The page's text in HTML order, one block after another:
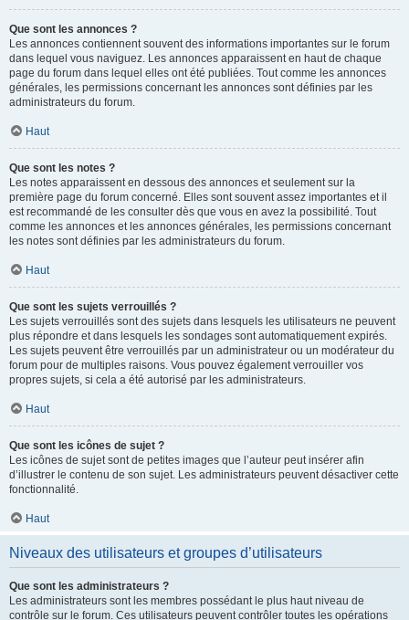
Que sont les annonces ?
Les annonces contiennent souvent des informations importantes sur le forum
dans lequel vous naviguez. Les annonces apparaissent en haut de chaque
page du forum dans lequel elles ont été publiées. Tout comme les annonces
générales, les permissions concernant les annonces sont définies par les
administrateurs du forum.
Haut
Que sont les notes ?
Les notes apparaissent en dessous des annonces et seulement sur la
première page du forum concerné. Elles sont souvent assez importantes et il
est recommandé de les consulter dès que vous en avez la possibilité. Tout
comme les annonces et les annonces générales, les permissions concernant
les notes sont définies par les administrateurs du forum.
Haut
Que sont les sujets verrouillés ?
Les sujets verrouillés sont des sujets dans lesquels les utilisateurs ne peuvent
plus répondre et dans lesquels les sondages sont automatiquement expirés.
Les sujets peuvent être verrouillés par un administrateur ou un modérateur du
forum pour de multiples raisons. Vous pouvez également verrouiller vos
propres sujets, si cela a été autorisé par les administrateurs.
Haut
Que sont les icônes de sujet ?
Les icônes de sujet sont de petites images que l’auteur peut insérer afin
d’illustrer le contenu de son sujet. Les administrateurs peuvent désactiver cette
fonctionnalité.
Haut
Niveaux des utilisateurs et groupes d’utilisateurs
Que sont les administrateurs ?
Les administrateurs sont les membres possédant le plus haut niveau de
contrôle sur le forum. Ces utilisateurs peuvent contrôler toutes les opérations